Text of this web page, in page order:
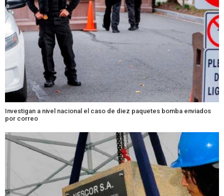
Investigan a nivel nacional el caso de diez paquetes bomba enviados
por correo